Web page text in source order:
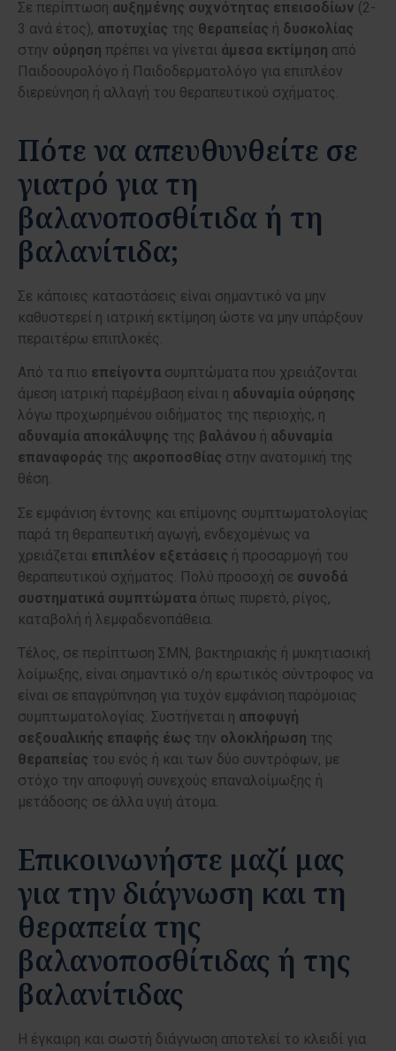
Σε περίπτωση αυξημένης συχνότητας επεισοδίων (2-
3 ανά έτος), αποτυχίας της θεραπείας ή δυσκολίας
στην ούρηση πρέπει να γίνεται άμεσα εκτίμηση από
Παιδοουρολόγο ή Παιδοδερματολόγο για επιπλέον
διερεύνηση ή αλλαγή του θεραπευτικού σχήματος.
Πότε να απευθυνθείτε σε
γιατρό για τη
βαλανοποσθίτιδα ή τη
βαλανίτιδα;
Σε κάποιες καταστάσεις είναι σημαντικό να μην
καθυστερεί η ιατρική εκτίμηση ώστε να μην υπάρξουν
περαιτέρω επιπλοκές.
Από τα πιο επείγοντα συμπτώματα που χρειάζονται
άμεση ιατρική παρέμβαση είναι η αδυναμία ούρησης
λόγω προχωρημένου οιδήματος της περιοχής, η
αδυναμία αποκάλυψης της βαλάνου ή αδυναμία
επαναφοράς της ακροποσθίας στην ανατομική της
θέση.
Σε εμφάνιση έντονης και επίμονης συμπτωματολογίας
παρά τη θεραπευτική αγωγή, ενδεχομένως να
χρειάζεται επιπλέον εξετάσεις ή προσαρμογή του
θεραπευτικού σχήματος. Πολύ προσοχή σε συνοδά
συστηματικά συμπτώματα όπως πυρετό, ρίγος,
καταβολή ή λεμφαδενοπάθεια.
Τέλος, σε περίπτωση ΣΜΝ, βακτηριακής ή μυκητιασική
λοίμωξης, είναι σημαντικό ο/η ερωτικός σύντροφος να
είναι σε επαγρύπνηση για τυχόν εμφάνιση παρόμοιας
συμπτωματολογίας. Συστήνεται η αποφυγή
σεξουαλικής επαφής έως την ολοκλήρωση της
θεραπείας του ενός ή και των δύο συντρόφων, με
στόχο την αποφυγή συνεχούς επαναλοίμωξης ή
μετάδοσης σε άλλα υγιή άτομα.
Επικοινωνήστε μαζί μας
για την διάγνωση και τη
θεραπεία της
βαλανοποσθίτιδας ή της
βαλανίτιδας
Η έγκαιρη και σωστή διάγνωση αποτελεί το κλειδί για